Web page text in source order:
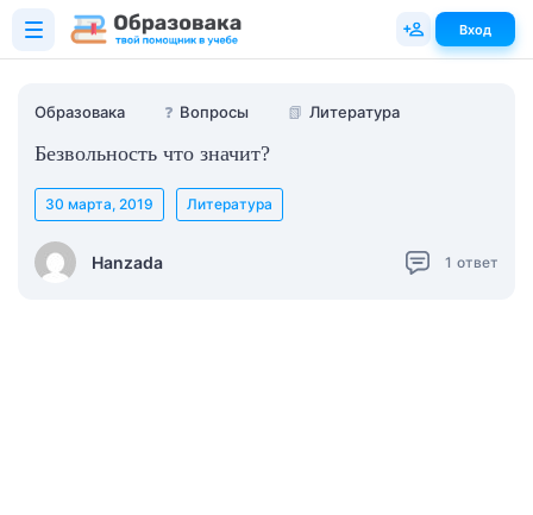
Образовака ❓ Вопросы 📗 Литература
Безвольность что значит?
Hanzada
30 марта, 2019 Литература
1 ответ
Вход